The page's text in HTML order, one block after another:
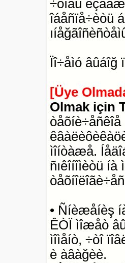
÷òîáû
îáåñïå÷èòü
Ïî÷åìó âûáîğ
[Üye
Olmak için
ìîíòàæå.
ñıêîíîìèòü íà
• Ñíèæåíèş
ÊÒÏ ìîæåò
ìîìåíò, ÷òî
è àâàğèè.